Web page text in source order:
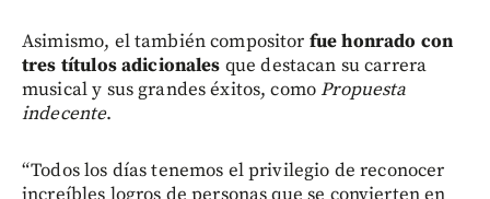
Asimismo, el también compositor fue honrado con
tres títulos adicionales que destacan su carrera
musical y sus grandes éxitos, comoPropuesta
indecente.
“Todos los días tenemos el privilegio de reconocer
increíbles logros de personas que se convierten en